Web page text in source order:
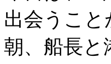
出会うこ
朝、船長と